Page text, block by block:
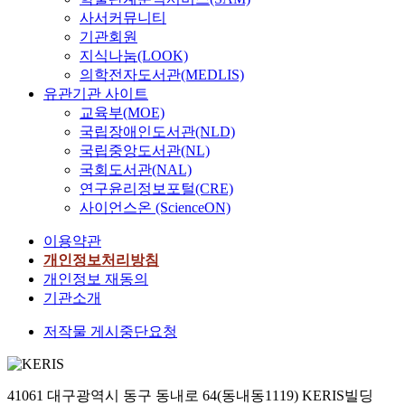
사서커뮤니티
기관회원
지식나눔(LOOK)
의학전자도서관(MEDLIS)
유관기관 사이트
교육부(MOE)
국립장애인도서관(NLD)
국립중앙도서관(NL)
국회도서관(NAL)
연구윤리정보포털(CRE)
사이언스온 (ScienceON)
이용약관
개인정보처리방침
개인정보 재동의
기관소개
저작물 게시중단요청
41061 대구광역시 동구 동내로 64(동내동1119) KERIS빌딩